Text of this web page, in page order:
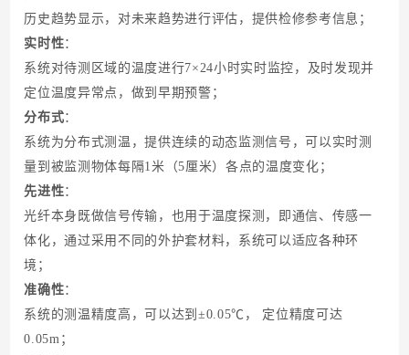
历史趋势显示，对未来趋势进行评估，提供检修参考信息 ；
实时性：
系统对待测区域的温度进行7×24小时实时监控，及时发现并
定位温度异常点，做到早期预警 ；
分布式：
系统为分布式测温，提供连续的动态监测信号，可以实时测
量到被监测物体每隔1米（5厘米）各点的温度变化 ；
先进性：
光纤本身既做信号传输，也用于温度探测，即通信、传感一
体化，通过采用不同的外护套材料，系统可以适应各种环
境 ；
准确性：
系统的测温精度高，可以达到±0.05℃， 定位精度 可达
0.05m ；